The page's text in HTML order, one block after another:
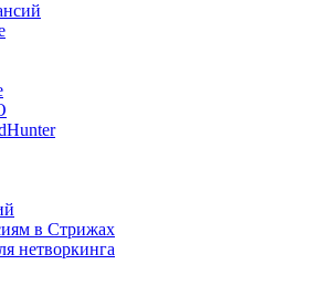
в Стрижах
нетворкинга